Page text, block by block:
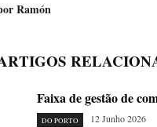
Ramón
Faixa de gestão de
DO PORTO 12 Junho 2026